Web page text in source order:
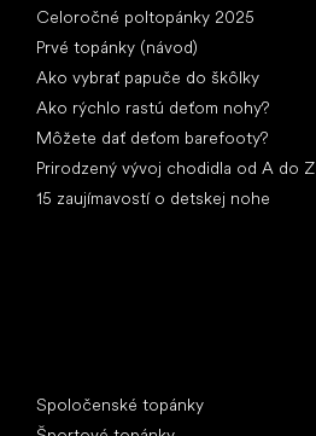
Celoročné poltopánky 2025
Prvé topánky (návod)
Ako vybrať papuče do škôlky
Ako rýchlo rastú deťom nohy?
Môžete dať deťom barefooty?
Prirodzený vývoj chodidla od A do Z
15 zaujímavostí o detskej nohe
Spoločenské topánky